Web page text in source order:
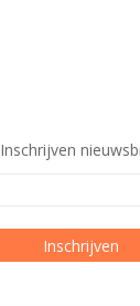
Inschrijven